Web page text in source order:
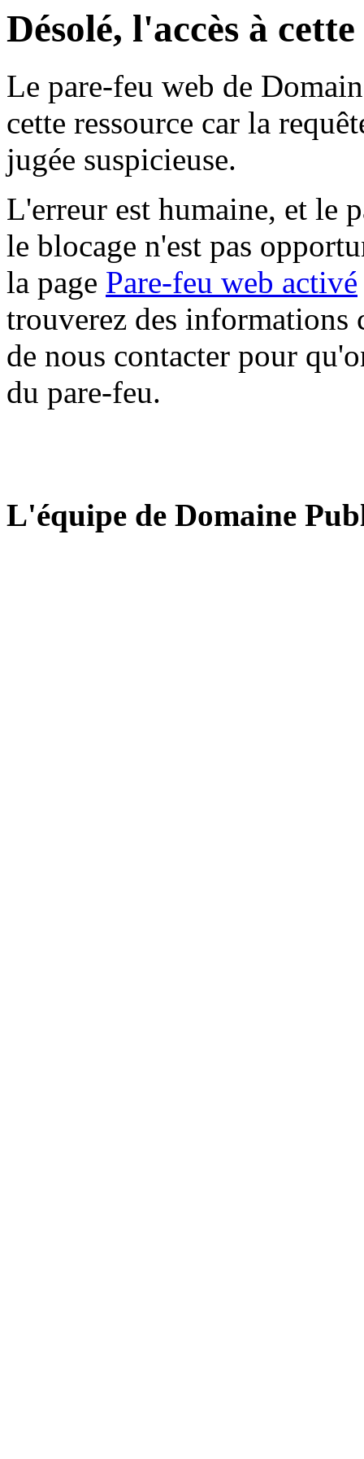
Désolé, l'accès à
Le pare-feu web de
cette ressource car la
jugée suspicieuse.
L'erreur est humaine, et le
le blocage n'est pas
la page Pare-feu web activé
trouverez des informations
de nous contacter pour
du pare-feu.
L'équipe de Domaine